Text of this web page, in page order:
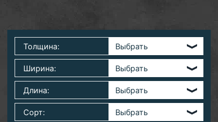
Толщина:
Ширина:
Длина:
Сорт: